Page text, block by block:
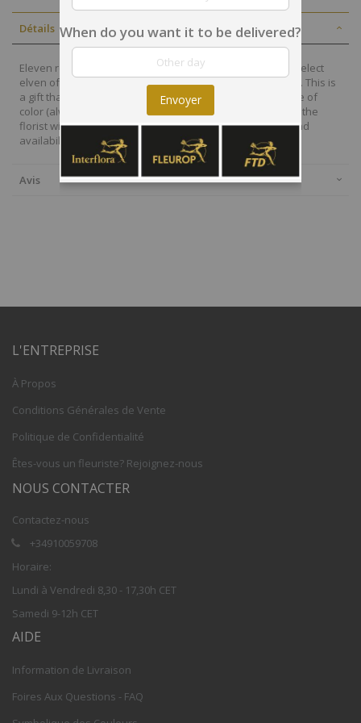
Détails
Eleven roses to be precise. That’s why our florist's hand-select
elven of the finest roses to create this stunning hand-tied. This is
a gift that's going to amaze. Please choose the preference of
color (always subjected upon availability). If not specified, the
florist will made up his own choice based on freshness and
availability.
Avis
L'ENTREPRISE
À Propos
Conditions Générales de Vente
Politique de Confidentialité
Êtes-vous un fleuriste? Rejoignez-nous
NOUS CONTACTER
Contactez-nous
+34910059708
Horaire:
Lundi à Vendredi 8,30 - 17,30h CET
Samedi 9-12h CET
AIDE
Information de Livraison
Foires Aux Questions - FAQ
When do you want it to be delivered?
Envoyer